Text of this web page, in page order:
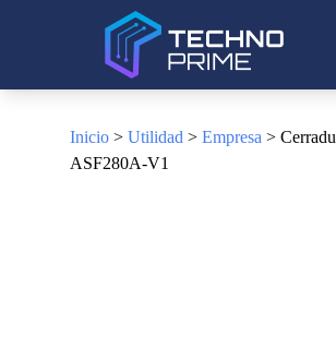
Inicio > Utilidad > Empresa >
ASF280A-V1